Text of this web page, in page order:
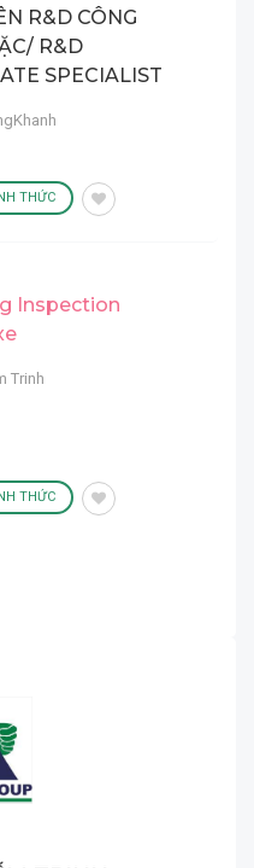
R&D CÔNG
R&D
SPECIALIST
THỨC
Inspection
Trinh
THỨC